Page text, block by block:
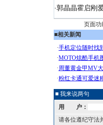
·郭晶晶霍启刚
页面功
■相关新闻
■ 我来说两句
用 户：
请各位遵纪守法